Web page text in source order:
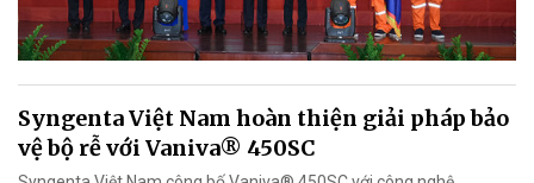
Syngenta Việt Nam hoàn thiện giải pháp bảo
vệ bộ rễ với Vaniva® 450SC